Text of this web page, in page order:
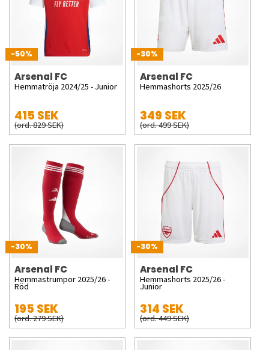
-50%
Arsenal FC
Hemmatröja 2024/25 - Junior
415 SEK
(ord. 829 SEK)
-30%
Arsenal FC
Hemmashorts 2025/26
349 SEK
(ord. 499 SEK)
-30%
Arsenal FC
Hemmastrumpor 2025/26 -
Röd
195 SEK
(ord. 279 SEK)
-30%
Arsenal FC
Hemmashorts 2025/26 -
Junior
314 SEK
(ord. 449 SEK)